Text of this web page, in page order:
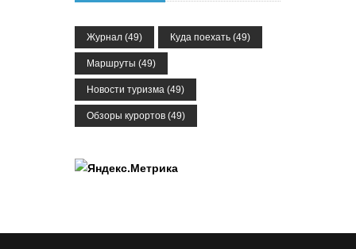
Журнал (49) Куда поехать (49)
Маршруты (49)
Новости туризма (49)
Обзоры курортов (49)